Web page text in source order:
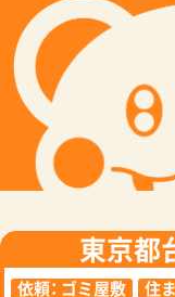
東京都
依頼： ゴミ屋敷 住